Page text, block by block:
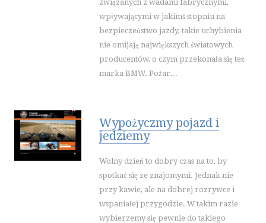
INNE USŁUGI
WAKACJE
HOTELE I NOCLEGI
DIETETYKA, ODCHUDZANIE
KOSMETYKI
LECZENIE
SALONY KOSMETYCZNE
SPRZĘT MEDYCZNY
SOFTWARE
związanych z wadami fabrycznymi,
wpływającymi w jakimś stopniu na
bezpieczeństwo jazdy, takie uchybienia
nie omijają największych światowych
producentów, o czym przekonała się też
marka BMW. Pożar...
Wypożyczmy pojazd i
jedziemy
Wolny dzień to dobry czas na to, by
spotkać się ze znajomymi. Jednak nie
przy kawie, ale na dobrej rozrywce i
wspaniałej przygodzie. W takim razie
wybierzemy się pewnie do takiego